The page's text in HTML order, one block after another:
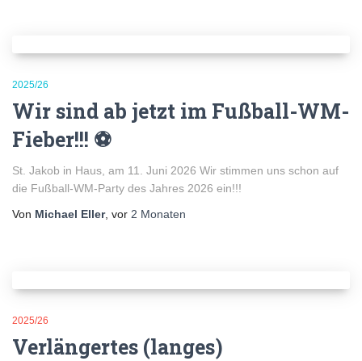
2025/26
Wir sind ab jetzt im Fußball-WM-
Fieber!!! ⚽️
St. Jakob in Haus, am 11. Juni 2026 Wir stimmen uns schon auf
die Fußball-WM-Party des Jahres 2026 ein!!!
Von Michael Eller, vor 2 Monaten
2025/26
Verlängertes (langes)